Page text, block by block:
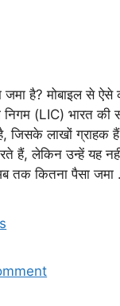
जमा है? मोबाइल से
निगम (LIC) भारत की
जिसके लाखों ग्राहक
हैं, लेकिन उन्हें यह
तक कितना पैसा